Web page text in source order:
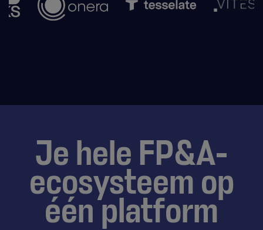
Je hele FP&A-
ecosysteem op
één platform